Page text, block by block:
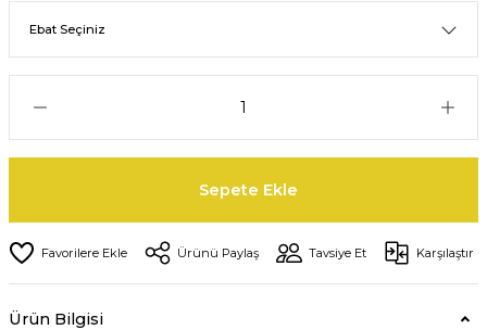
Sepete Ekle
Ürünü Paylaş Tavsiye Et Karşılaştır
Ürün Bilgisi